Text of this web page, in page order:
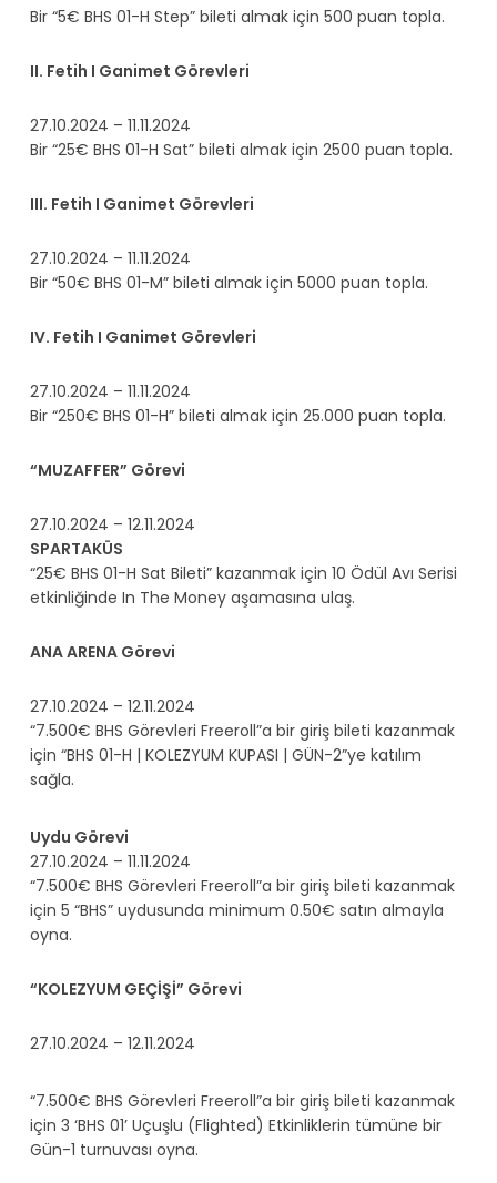
Bir “5€ BHS 01-H Step” bileti almak için 500 puan topla.
II. Fetih I Ganimet Görevleri
27.10.2024 – 11.11.2024
Bir “25€ BHS 01-H Sat” bileti almak için 2500 puan topla.
III. Fetih I Ganimet Görevleri
27.10.2024 – 11.11.2024
Bir “50€ BHS 01-M” bileti almak için 5000 puan topla.
IV. Fetih I Ganimet Görevleri
27.10.2024 – 11.11.2024
Bir “250€ BHS 01-H” bileti almak için 25.000 puan topla.
“MUZAFFER” Görevi
27.10.2024 – 12.11.2024
SPARTAKÜS
“25€ BHS 01-H Sat Bileti” kazanmak için 10 Ödül Avı Serisi
etkinliğinde In The Money aşamasına ulaş.
ANA ARENA Görevi
27.10.2024 – 12.11.2024
“7.500€ BHS Görevleri Freeroll”a bir giriş bileti kazanmak
için “BHS 01-H | KOLEZYUM KUPASI | GÜN-2”ye katılım
sağla.
Uydu Görevi
27.10.2024 – 11.11.2024
“7.500€ BHS Görevleri Freeroll”a bir giriş bileti kazanmak
için 5 “BHS” uydusunda minimum 0.50€ satın almayla
oyna.
“KOLEZYUM GEÇİŞİ” Görevi
27.10.2024 – 12.11.2024
“7.500€ BHS Görevleri Freeroll”a bir giriş bileti kazanmak
için 3 ‘BHS 01’ Uçuşlu (Flighted) Etkinliklerin tümüne bir
Gün-1 turnuvası oyna.